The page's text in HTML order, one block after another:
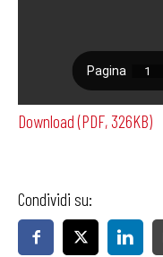
Download (PDF, 326KB)
Condividi su: